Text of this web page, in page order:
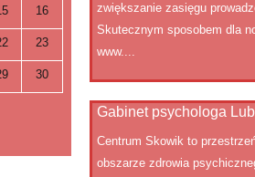
zwiększanie zasięgu
Skutecznym sposobem dla
www....
Gabinet psychologa
Centrum Skowik to
obszarze zdrowia
16
23
30